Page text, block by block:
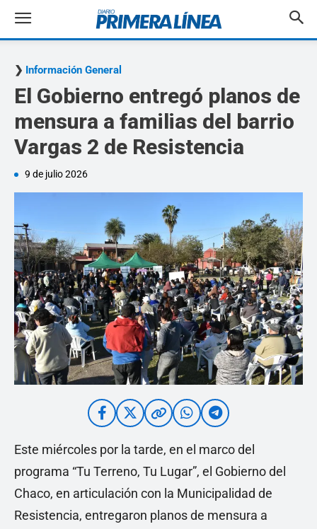
Información General
El Gobierno entregó planos de
mensura a familias del barrio
Vargas 2 de Resistencia
9 de julio 2026
Este miércoles por la tarde, en el marco del
programa “Tu Terreno, Tu Lugar”, el Gobierno del
Chaco, en articulación con la Municipalidad de
Resistencia, entregaron planos de mensura a